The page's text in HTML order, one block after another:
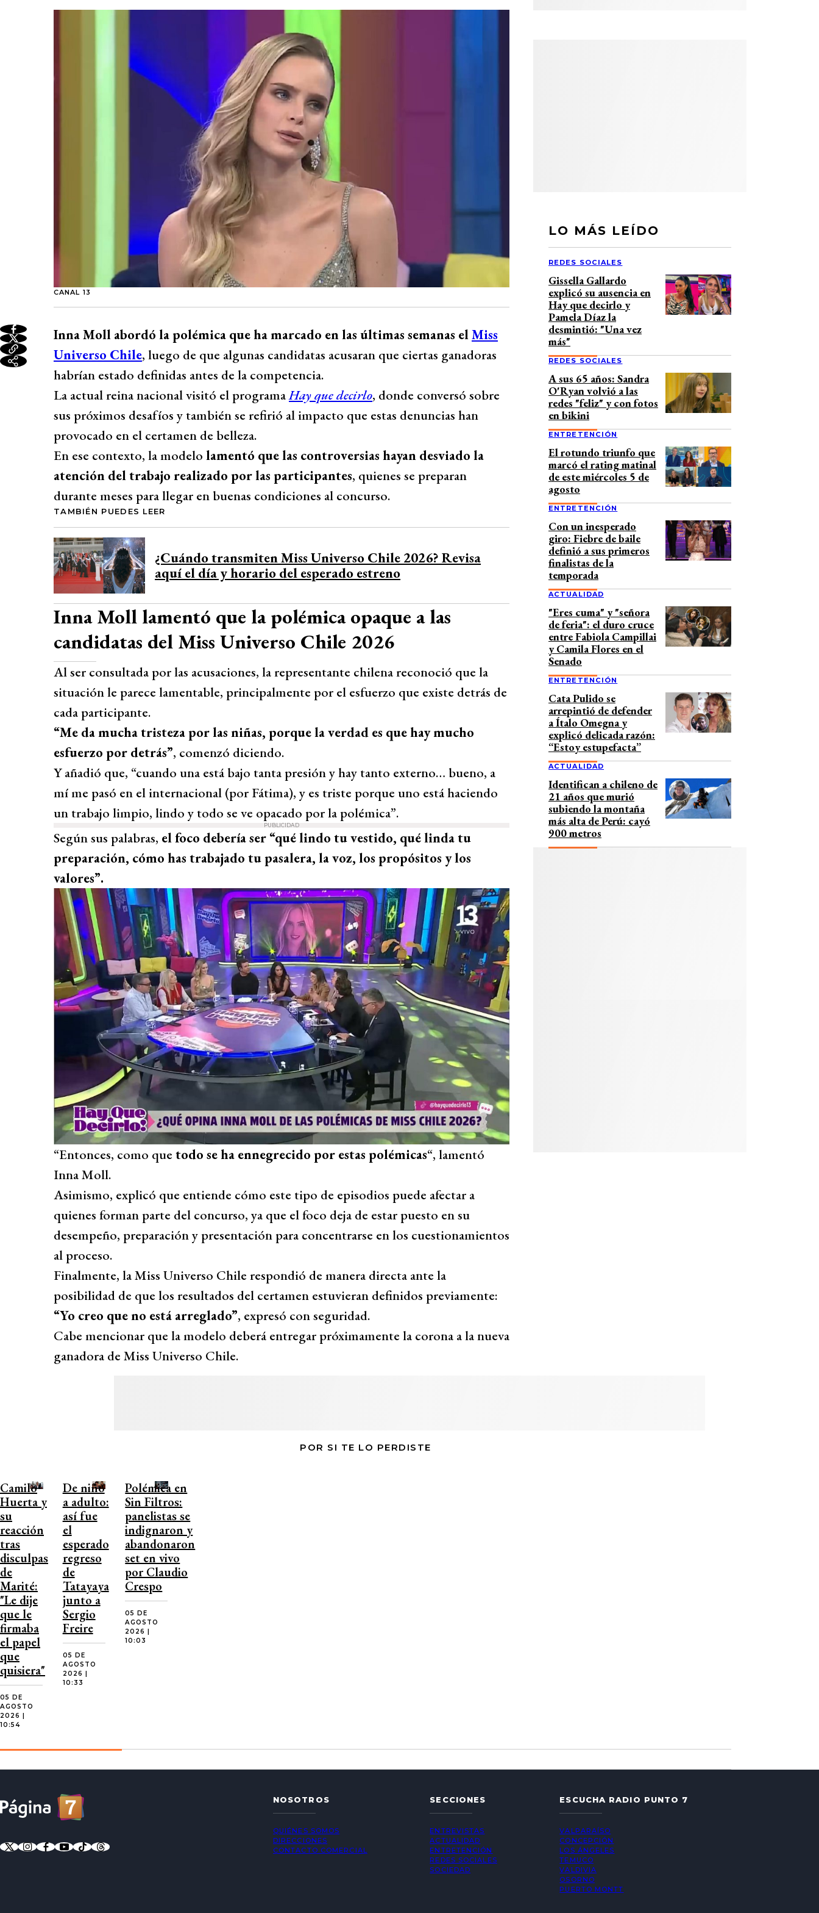
CANAL 13
Inna Moll abordó la polémica que ha marcado en las últimas semanas elMiss
Universo Chile, luego de que algunas candidatas acusaran que ciertas ganadoras
habrían estado definidas antes de la competencia.
La actual reina nacional visitó el programaHay que decirlo, donde conversó sobre
sus próximos desafíos y también se refirió al impacto que estas denuncias han
provocado en el certamen de belleza.
En ese contexto, la modelo lamentó que las controversias hayan desviado la
atención del trabajo realizado por las participantes, quienes se preparan
durante meses para llegar en buenas condiciones al concurso.
TAMBIÉN PUEDES LEER
¿Cuándo transmiten Miss Universo Chile 2026? Revisa
aquí el día y horario del esperado estreno
Inna Moll lamentó que la polémica opaque a las
candidatas del Miss Universo Chile 2026
Al ser consultada por las acusaciones, la representante chilena reconoció que la
situación le parece lamentable, principalmente por el esfuerzo que existe detrás de
cada participante.
“Me da mucha tristeza por las niñas, porque la verdad es que hay mucho
esfuerzo por detrás”, comenzó diciendo.
Y añadió que, “cuando una está bajo tanta presión y hay tanto externo… bueno, a
mí me pasó en el internacional (por Fátima), y es triste porque uno está haciendo
un trabajo limpio, lindo y todo se ve opacado por la polémica”.
PUBLICIDAD
Según sus palabras, el foco debería ser “qué lindo tu vestido, qué linda tu
preparación, cómo has trabajado tu pasalera, la voz, los propósitos y los
valores”.
“Entonces, como que todo se ha ennegrecido por estas polémicas“, lamentó
Inna Moll.
Asimismo, explicó que entiende cómo este tipo de episodios puede afectar a
quienes forman parte del concurso, ya que el foco deja de estar puesto en su
desempeño, preparación y presentación para concentrarse en los cuestionamientos
al proceso.
Finalmente, la Miss Universo Chile respondió de manera directa ante la
posibilidad de que los resultados del certamen estuvieran definidos previamente:
“Yo creo que no está arreglado”, expresó con seguridad.
Cabe mencionar que la modelo deberá entregar próximamente la corona a la nueva
ganadora de Miss Universo Chile.
LO MÁS LEÍDO
REDES SOCIALES
Gissella Gallardo
explicó su ausencia en
Hay que decirlo y
Pamela Díaz la
desmintió: "Una vez
más"
REDES SOCIALES
A sus 65 años: Sandra
O'Ryan volvió a las
redes "feliz" y con fotos
en bikini
ENTRETENCIÓN
El rotundo triunfo que
marcó el rating matinal
de este miércoles 5 de
agosto
ENTRETENCIÓN
Con un inesperado
giro: Fiebre de baile
definió a sus primeros
finalistas de la
temporada
ACTUALIDAD
"Eres cuma" y "señora
de feria": el duro cruce
entre Fabiola Campillai
y Camila Flores en el
Senado
ENTRETENCIÓN
Cata Pulido se
arrepintió de defender
a Ítalo Omegna y
explicó delicada razón:
“Estoy estupefacta”
ACTUALIDAD
Identifican a chileno de
21 años que murió
subiendo la montaña
más alta de Perú: cayó
900 metros
POR SI TE LO PERDISTE
Camilo
Huerta y
su
reacción
tras
disculpas
de
Marité:
"Le dije
que le
firmaba
el papel
que
quisiera"
05 DE
AGOSTO
2026 |
10:54
De niño
a adulto:
así fue
el
esperado
regreso
de
Tatayaya
junto a
Sergio
Freire
05 DE
AGOSTO
2026 |
10:33
Polémica en
Sin Filtros:
panelistas se
indignaron y
abandonaron
set en vivo
por Claudio
Crespo
05 DE
AGOSTO
2026 |
10:03
NOSOTROS
QUIÉNES SOMOS
DIRECCIONES
CONTACTO COMERCIAL
SECCIONES
ENTREVISTAS
ACTUALIDAD
ENTRETENCIÓN
REDES SOCIALES
SOCIEDAD
ESCUCHA RADIO PUNTO 7
VALPARAÍSO
CONCEPCIÓN
LOS ÁNGELES
TEMUCO
VALDIVIA
OSORNO
PUERTO MONTT